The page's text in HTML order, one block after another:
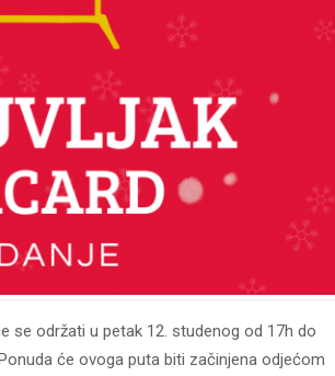
se održati u petak 12. studenog od 17h do
će ovoga puta biti začinjena odjećom